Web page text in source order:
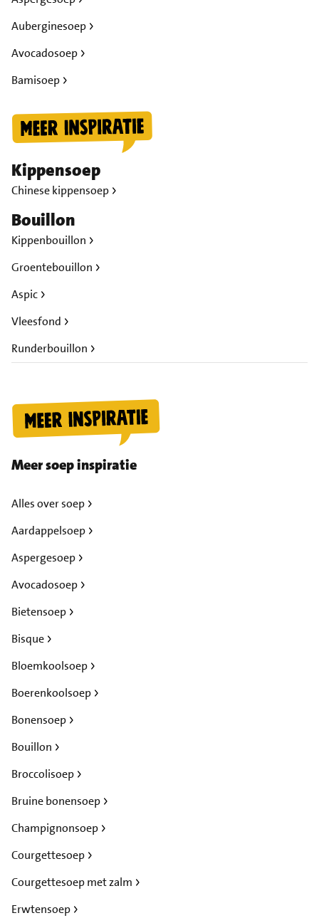
Auberginesoep
Avocadosoep
Bamisoep
Kippensoep
Chinese kippensoep
Bouillon
Kippenbouillon
Groentebouillon
Aspic
Vleesfond
Runderbouillon
Meer soep inspiratie
Alles over soep
Aardappelsoep
Aspergesoep
Avocadosoep
Bietensoep
Bisque
Bloemkoolsoep
Boerenkoolsoep
Bonensoep
Bouillon
Broccolisoep
Bruine bonensoep
Champignonsoep
Courgettesoep
Courgettesoep met zalm
Erwtensoep